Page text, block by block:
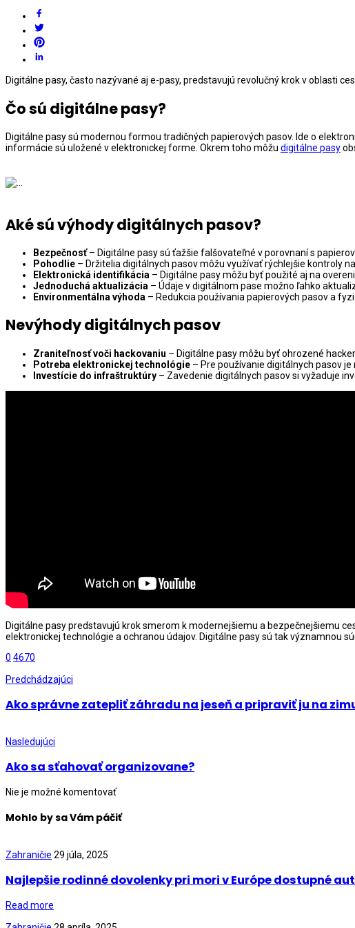
Digitálne pasy, často nazývané aj e-pasy, predstavujú revolučný krok v oblasti
Čo sú digitálne pasy?
Digitálne pasy sú modernou formou tradičných papierových pasov. Ide o
informácie sú uložené v elektronickej forme. Okrem toho môžu digitálne pasy
Aké sú výhody digitálnych pasov?
Bezpečnosť– Digitálne pasy sú ťažšie falšovateľné v porovnaní s
Pohodlie – Držitelia digitálnych pasov môžu využívať rýchlejšie kontroly
Elektronická identifikácia – Digitálne pasy môžu byť použité aj na
Jednoduchá aktualizácia – Údaje v digitálnom pase možno ľahko
Environmentálna výhoda – Redukcia používania papierových pasov a
Nevýhody digitálnych pasov
Zraniteľnosť voči hackovaniu – Digitálne pasy môžu byť ohrozené
Potreba elektronickej technológie – Pre používanie digitálnych pasov
Investície do infraštruktúry – Zavedenie digitálnych pasov si vyžaduje
Digitálne pasy predstavujú krok smerom k modernejšiemu a bezpečnejšiemu
elektronickej technológie a ochranou údajov. Digitálne pasy sú tak významnou
0 4670
Predchádzajúci
Ako správne zatepliť záhradu na jeseň a pripraviť ju na
Nasledujúci
Ako sa sťahovať organizovane?
Nie je možné komentovať
Mohlo by sa Vám páčiť
Zahraničie 29 júla, 2025
Najlepšie rodinné dovolenky pri mori v Európe dostupné
Read more